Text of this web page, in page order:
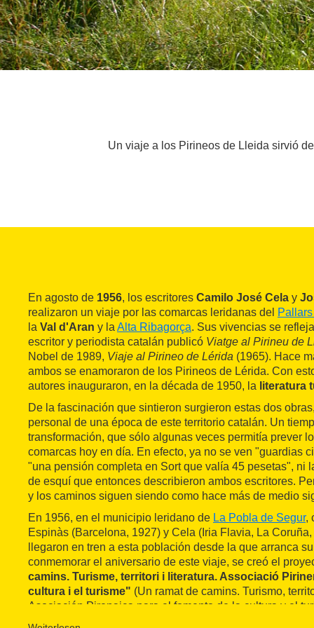
Un viaje a los Pirineos de Lleida sirvió
En agosto de 1956, los escritores Camilo José Cela y
realizaron un viaje por las comarcas leridanas del
la Val d'Aran y la Alta Ribagorça. Sus vivencias se
escritor y periodista catalán publicó Viatge al Pirineu de
Nobel de 1989, Viaje al Pirineo de Lérida (1965). Hace
ambos se enamoraron de los Pirineos de Lérida. Con
autores inauguraron, en la década de 1950, la literatura
De la fascinación que sintieron surgieron estas dos
personal de una época de este territorio catalán. Un
transformación, que sólo algunas veces permitía prever
comarcas hoy en día. En efecto, ya no se ven "guardias
"una pensión completa en Sort que valía 45 pesetas", ni
de esquí que entonces describieron ambos escritores.
y los caminos siguen siendo como hace más de medio
En 1956, en el municipio leridano de La Pobla de Segur,
Espinàs (Barcelona, 1927) y Cela (Iria Flavia, La
llegaron en tren a esta población desde la que arranca
conmemorar el aniversario de este viaje, se creó el
camins. Turisme, territori i literatura. Associació
cultura i el turisme" (Un ramat de camins. Turismo,
Asociación Pirenaica para el fomento de la cultura y el